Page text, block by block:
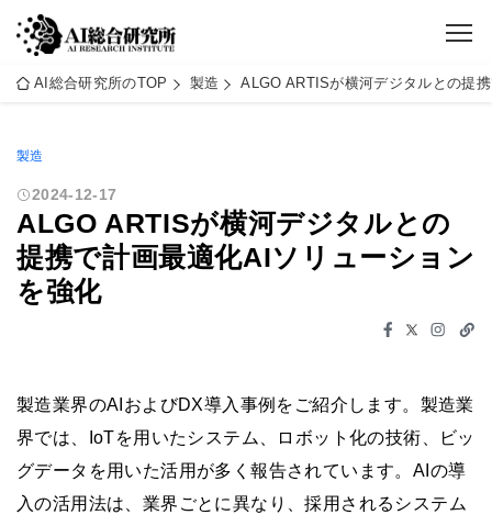
AI総合研究所のTOP 製造 ALGO ARTISが横河デジタルとの提
製造
2024-12-17
ALGO ARTISが横河デジタルとの
提携で計画最適化AIソリューション
を強化
製造業界のAIおよびDX導入事例をご紹介します。製造業
界では、IoTを用いたシステム、ロボット化の技術、ビッ
グデータを用いた活用が多く報告されています。AIの導
入の活用法は、業界ごとに異なり、採用されるシステム